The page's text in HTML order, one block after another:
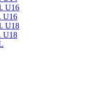
U16
U16
U18
U18